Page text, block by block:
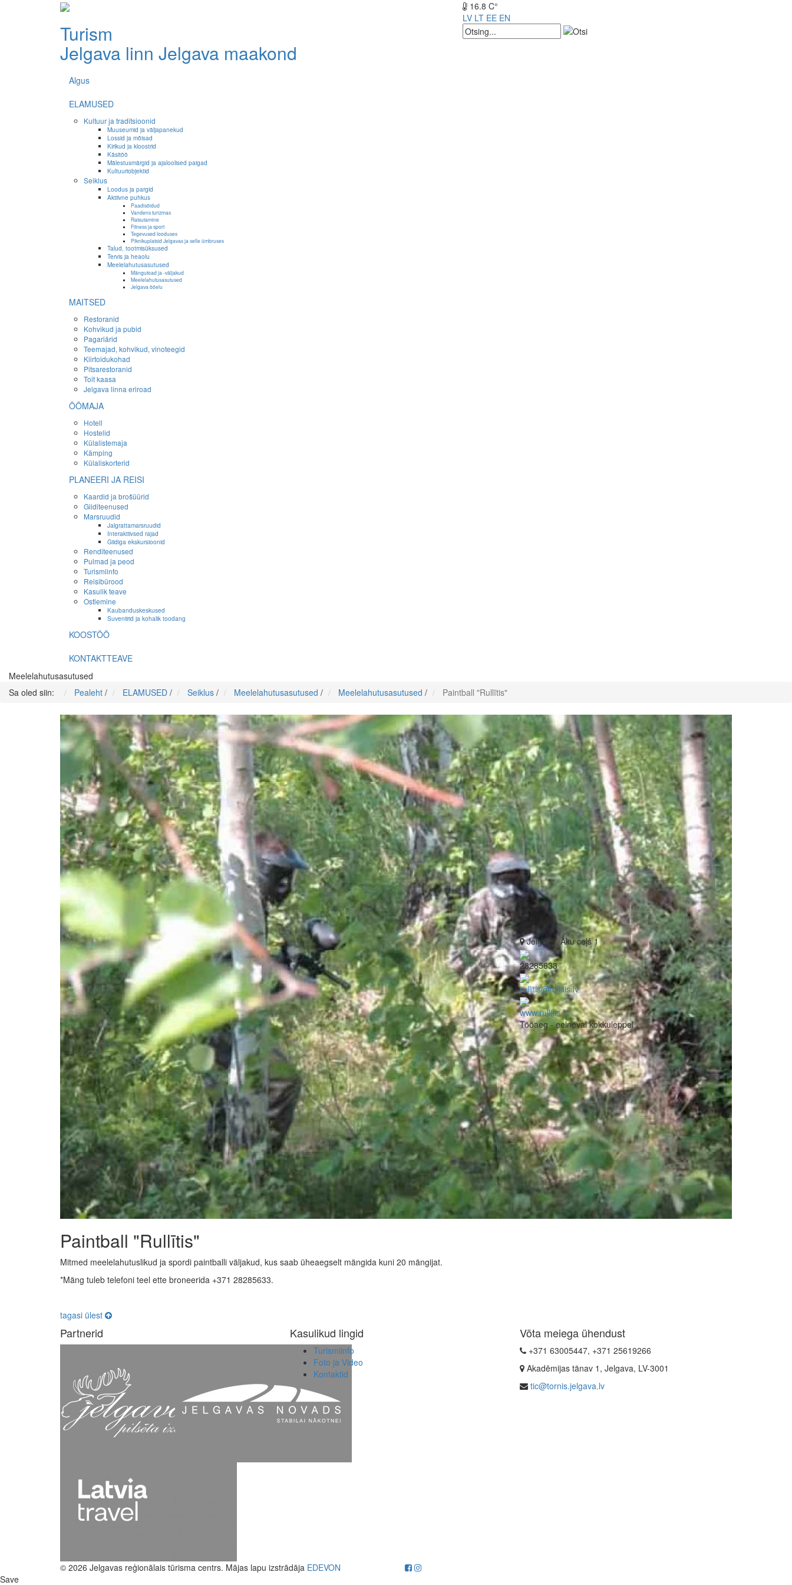
Turism
Jelgava linn Jelgava maakond
16.8 C°
LV LT EE EN
Algus
ELAMUSED
Kultuur ja traditsioonid
Muuseumid ja väljapanekud
Lossid ja mõisad
Kirikud ja kloostrid
Käsitöö
Mälestusmärgid ja ajaloolised paigad
Kultuuriobjektid
Seiklus
Loodus ja pargid
Aktiivne puhkus
Paadisõidud
Vandens turizmas
Ratsutamine
Fitness ja sport
Tegevused looduses
Piknikuplatsid Jelgavas ja selle ümbruses
Talud, tootmisüksused
Tervis ja heaolu
Meelelahutusasutused
Mängutoad ja -väljakud
Meelelahutusasutused
Jelgava ööelu
MAITSED
Restoranid
Kohvikud ja pubid
Pagariärid
Teemajad, kohvikud, vinoteegid
Kiirtoidukohad
Pitsarestoranid
Toit kaasa
Jelgava linna eriroad
ÖÖMAJA
Hotell
Hostelid
Külalistemaja
Kämping
Külaliskorterid
PLANEERI JA REISI
Kaardid ja brošüürid
Giiditeenused
Marsruudid
Jalgrattamarsruudid
Interaktiivsed rajad
Giidiga ekskursioonid
Renditeenused
Pulmad ja peod
Turismiinfo
Reisibürood
Kasulik teave
Ostlemine
Kaubanduskeskused
Suveniirid ja kohalik toodang
KOOSTÖÖ
KONTAKTTEAVE
Meelelahutusasutused
Sa oled siin:
Pealeht / ELAMUSED / Seiklus / Meelelahutusasutused / Meelelahutusasutused / Paintball "Rullītis"
Paintball "Rullītis"
Mitmed meelelahutuslikud ja spordi paintballi väljakud, kus saab üheaegselt mängida kuni 20 mängijat.
*Mäng tuleb telefoni teel ette broneerida +371 28285633.
tagasi ülest
Jelgava, Aku ceļš 1
28285633
rullitis@rullitis.lv
www.rullitis.lv
Tööaeg - eelneval kokkuleppel
Partnerid Kasulikud lingid
Turismiinfo
Foto ja Video
Kontaktid
Võta meiega ühendust
+371 63005447, +371 25619266
Akadēmijas tänav 1, Jelgava, LV-3001
tic@tornis.jelgava.lv
© 2026 Jelgavas reģionālais tūrisma centrs. Mājas lapu izstrādāja EDEVON
Save